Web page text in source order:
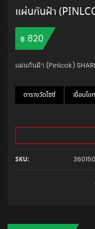
แผ่นกันฝ้า
฿ 820
แผ่นกันฝ้า (Pinlcok)
ตารางวัดไซซ์ เงื่อนไ
SKU: